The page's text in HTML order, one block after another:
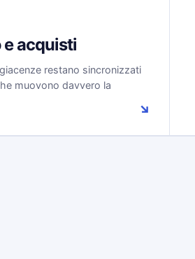
acquisti
restano sincronizzati
muovono davvero la
↘